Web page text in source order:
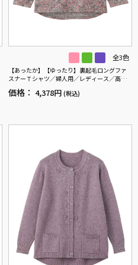
全3色
【あったか】【ゆったり】裏起毛ロングファ
スナーＴシャツ／婦人用／レディース／高齢
者／シニア／後ろ長め／名前が書ける／名前
記入欄付／洗濯機OK／前ポケット／おしゃれ
価格： 4,378円 (税込)